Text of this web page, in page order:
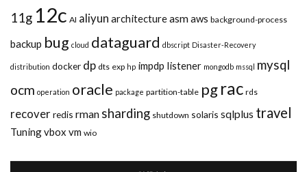
11g 12c AI aliyun architectureasmaws background-process
backup bug cloud dataguard dbscript Disaster-Recovery
distribution docker dp dts exp hp impdp listener mongodb mssql mysql
ocm operation oracle package partition-table pgrac rds
recover redis rman sharding shutdown solaris sqlplus travel
Tuningvbox vm wio